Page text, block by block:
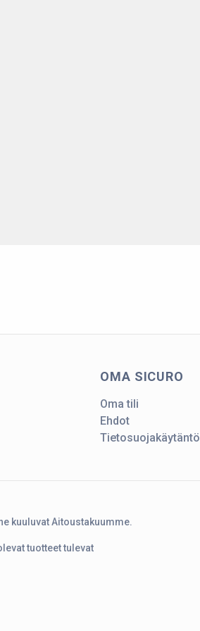
OMA SICURO
Oma tili
Ehdot
Tietosuojakäytäntö
kuuluvat Aitoustakuumme.
tuotteet tulevat